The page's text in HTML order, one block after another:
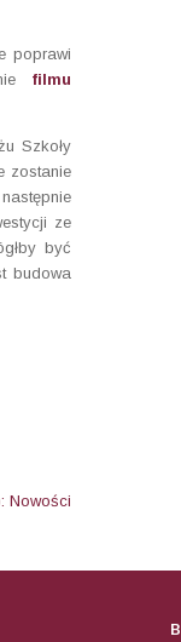
poprawi
filmu
Szkoły
zostanie
ze
być
budowa
Nowości